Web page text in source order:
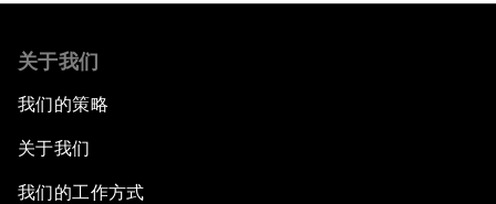
关于我们
我们的策略
关于我们
我们的工作方式